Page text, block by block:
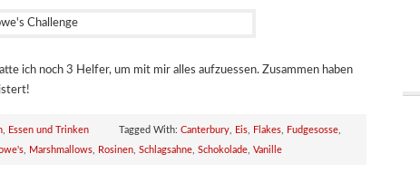
ich noch 3 Helfer, um mit mir alles aufzuessen. Zusammen haben
Essen und Trinken Tagged With: Canterbury Eis Flakes Fudgesosse
Marshmallows Rosinen Schlagsahne Schokolade Vanille